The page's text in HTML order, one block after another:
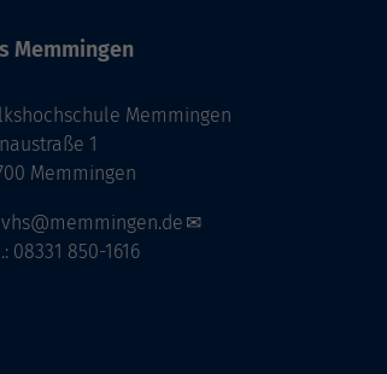
Memmingen
Memmingen
1
Memmingen
vhs@memmingen.de
08331 850-1616